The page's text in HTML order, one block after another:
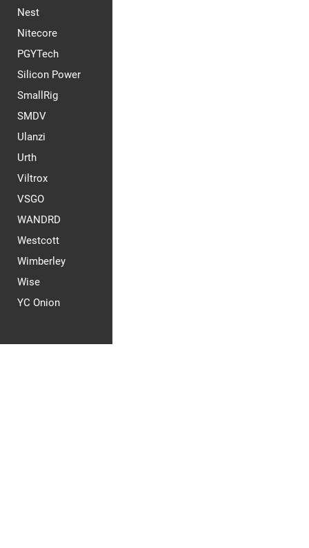
Nest
Nitecore
PGYTech
Silicon Power
SmallRig
SMDV
Ulanzi
Urth
Viltrox
VSGO
WANDRD
Westcott
Wimberley
Wise
YC Onion